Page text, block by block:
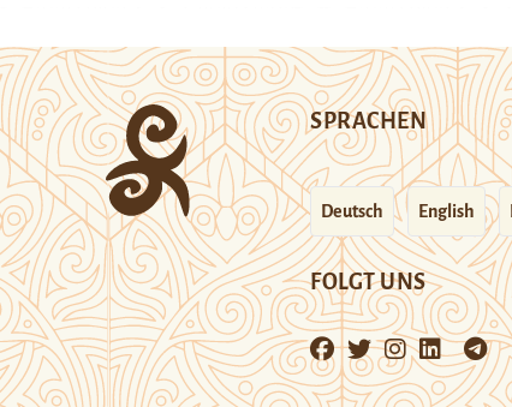
SPRACHEN
Deutsch English
FOLGT UNS